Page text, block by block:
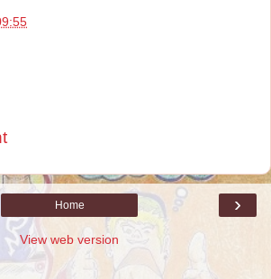
›
Home
View web version